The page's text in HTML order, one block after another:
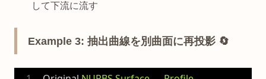
して下流に流す
Example 3: 抽出曲線を別曲面に再投影 🔄